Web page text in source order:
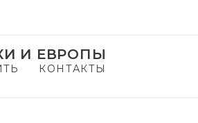
И ЕВРОПЫ
КОНТАКТЫ